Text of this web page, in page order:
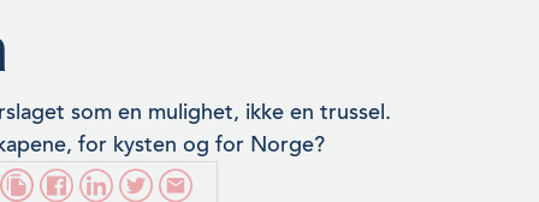
som en mulighet, ikke en trussel.
for kysten og for Norge?